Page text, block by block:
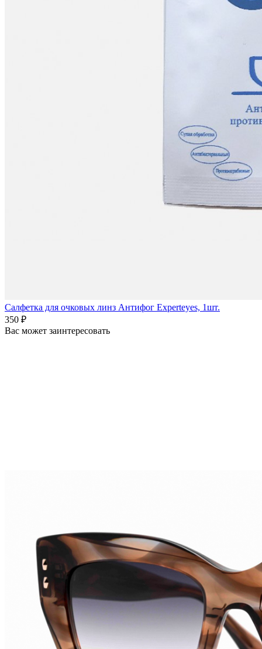
Салфетка для очковых линз Антифог Experteyes, 1шт.
350 ₽
Вас может заинтересовать